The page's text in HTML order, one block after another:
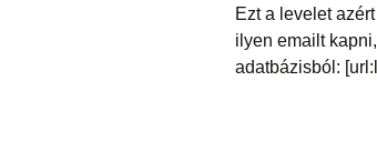
Ezt a levelet
ilyen emailt
adatbázisból: